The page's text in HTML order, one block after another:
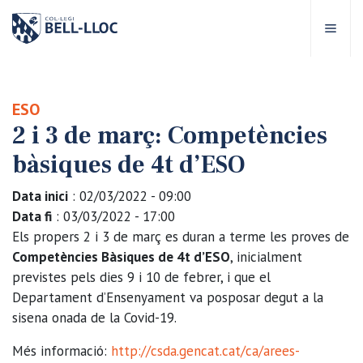
Bell-lloc
Educatiu
educatives
Escolars
ESO
2 i 3 de març: Competències
bàsiques de 4t d’ESO
Data inici : 02/03/2022 - 09:00
Data fi : 03/03/2022 - 17:00
Els propers 2 i 3 de març es duran a terme les proves de
Competències Bàsiques de 4t d’ESO, inicialment
previstes pels dies 9 i 10 de febrer, i que el
Departament d’Ensenyament va posposar degut a la
sisena onada de la Covid-19.
Més informació: http://csda.gencat.cat/ca/arees-